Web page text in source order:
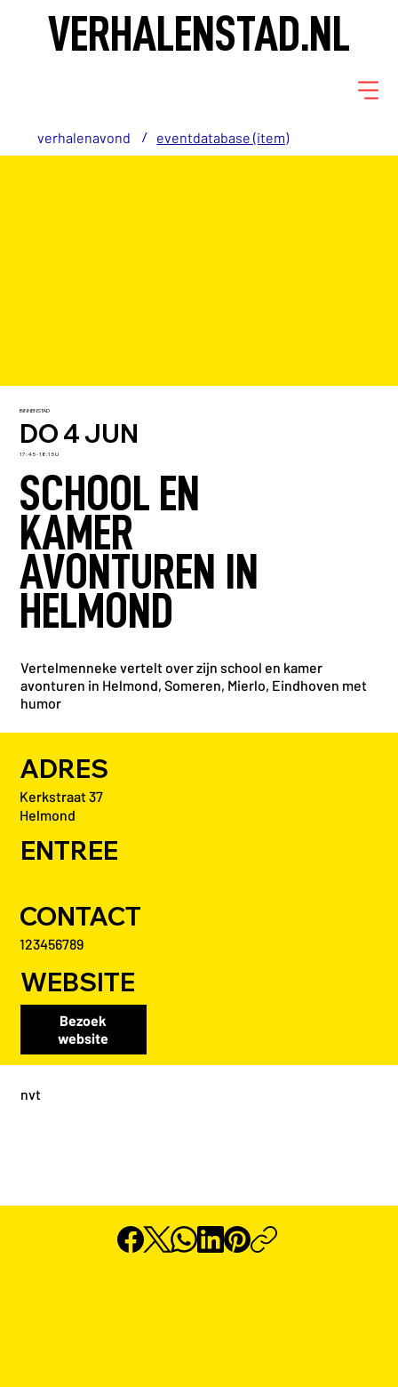
VERHALENSTAD.NL
verhalenavond / eventdatabase (item)
BINNENSTAD
DO 4 JUN
17:45 - 18:15 U
SCHOOL EN
KAMER
AVONTUREN IN
HELMOND
Vertelmenneke vertelt over zijn school en kamer
avonturen in Helmond, Someren, Mierlo, Eindhoven met
humor
ADRES
Kerkstraat 37
Helmond
ENTREE
CONTACT
123456789
WEBSITE
Bezoek
website
nvt